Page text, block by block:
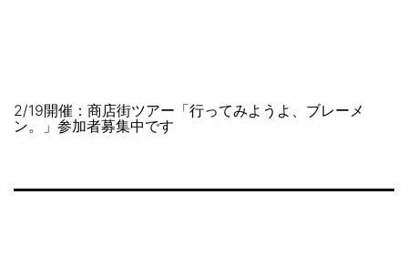
2/19開催：商店街ツアー「行ってみようよ、ブレーメ
ン。」参加者募集中です